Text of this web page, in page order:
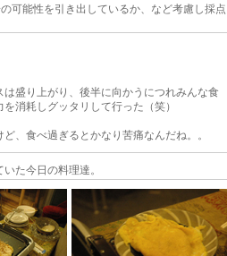
可能性を引き出しているか、など考慮し採点
は盛り上がり、後半に向かうにつれみんな食
消耗しグッタリして行った（笑）
、食べ過ぎるとかなり苦痛なんだね。。
た今日の料理達。